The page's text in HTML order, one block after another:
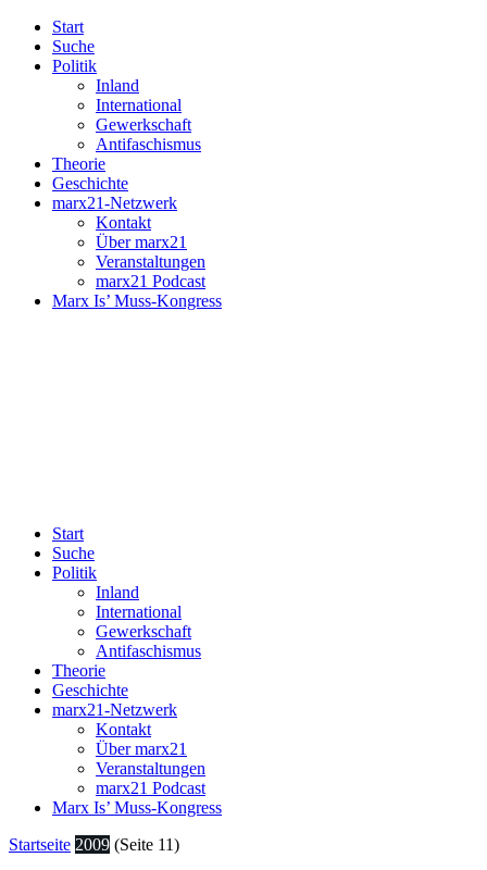
Start
Suche
Politik
Inland
International
Gewerkschaft
Antifaschismus
Theorie
Geschichte
marx21-Netzwerk
Kontakt
Über marx21
Veranstaltungen
marx21 Podcast
Marx Is’ Muss-Kongress
Start
Suche
Politik
Inland
International
Gewerkschaft
Antifaschismus
Theorie
Geschichte
marx21-Netzwerk
Kontakt
Über marx21
Veranstaltungen
marx21 Podcast
Marx Is’ Muss-Kongress
Startseite 2009 (Seite 11)